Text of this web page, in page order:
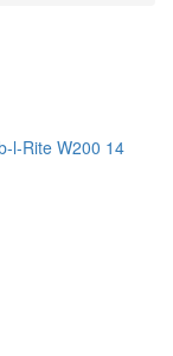
l-Rite W200 14